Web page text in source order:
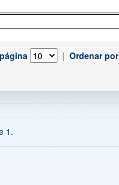
| Ordenar por
1.